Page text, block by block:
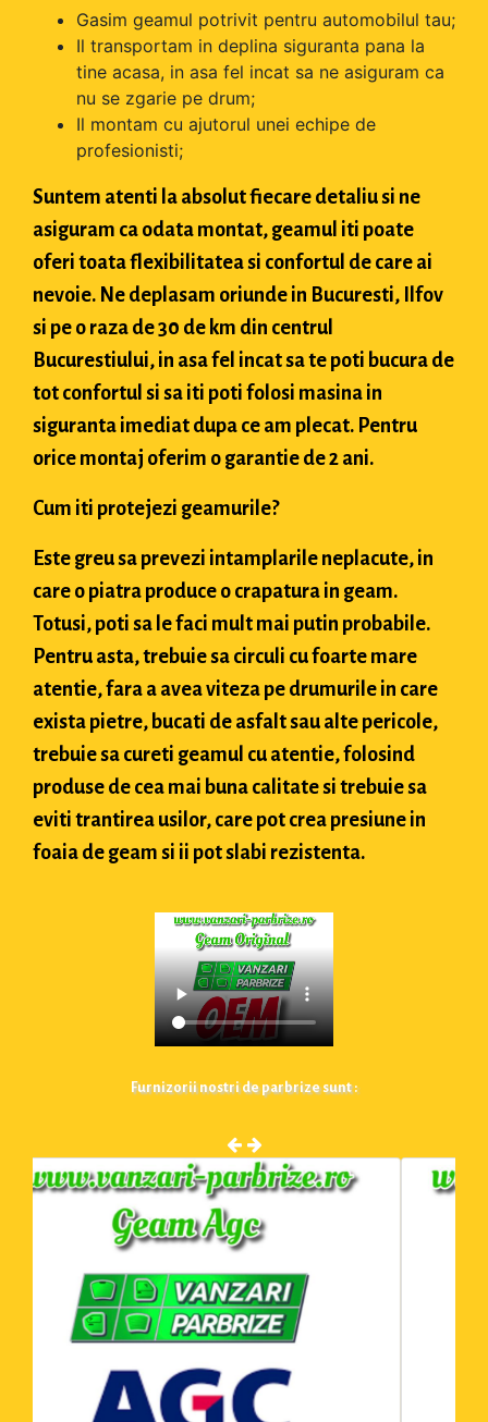
Gasim geamul potrivit pentru automobilul tau;
Il transportam in deplina siguranta pana la
tine acasa, in asa fel incat sa ne asiguram ca
nu se zgarie pe drum;
Il montam cu ajutorul unei echipe de
profesionisti;
Suntem atenti la absolut fiecare detaliu si ne
asiguram ca odata montat, geamul iti poate
oferi toata flexibilitatea si confortul de care ai
nevoie. Ne deplasam oriunde in Bucuresti, Ilfov
si pe o raza de 30 de km din centrul
Bucurestiului, in asa fel incat sa te poti bucura de
tot confortul si sa iti poti folosi masina in
siguranta imediat dupa ce am plecat. Pentru
orice montaj oferim o garantie de 2 ani.
Cum iti protejezi geamurile?
Este greu sa prevezi intamplarile neplacute, in
care o piatra produce o crapatura in geam.
Totusi, poti sa le faci mult mai putin probabile.
Pentru asta, trebuie sa circuli cu foarte mare
atentie, fara a avea viteza pe drumurile in care
exista pietre, bucati de asfalt sau alte pericole,
trebuie sa cureti geamul cu atentie, folosind
produse de cea mai buna calitate si trebuie sa
eviti trantirea usilor, care pot crea presiune in
foaia de geam si ii pot slabi rezistenta.
Furnizorii nostri de parbrize sunt :